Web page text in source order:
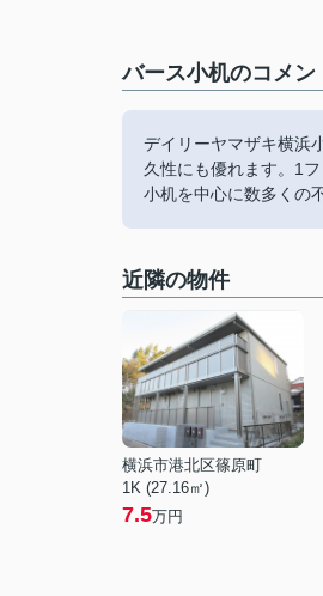
バース小机のコメ
デイリーヤマザキ横浜
久性にも優れます。1
小机を中心に数多くの
近隣の物件
横浜市港北区篠原町
1K (27.16㎡)
7.5万円